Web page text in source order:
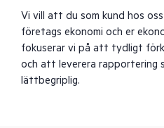
Vi vill att du som kund hos
företags ekonomi och er
fokuserar vi på att tydligt
och att leverera rapportering
lättbegriplig.